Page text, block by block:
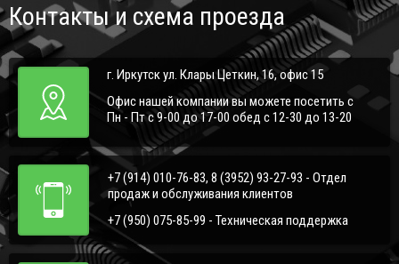
Контакты и схема проезда
г. Иркутск ул. Клары Цеткин, 16, офис 15
Офис нашей компании вы можете посетить с
Пн - Пт с 9-00 до 17-00 обед с 12-30 до 13-20
+7 (914) 010-76-83, 8 (3952) 93-27-93 - Отдел
продаж и обслуживания клиентов
+7 (950) 075-85-99 - Техническая поддержка